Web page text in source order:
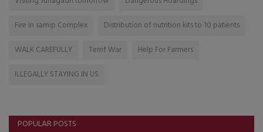
Fire In samip Complex
Distribution of nutrition kits to 10 patients
WALK CAREFULLY
Terrif War
Help For Farmers
ILLEGALLY STAYING IN US
POPULAR POSTS